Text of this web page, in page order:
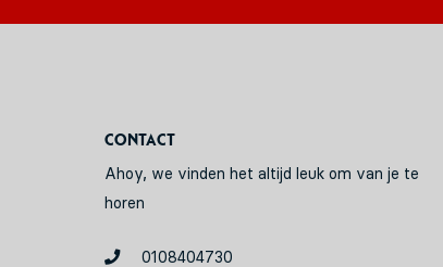
Contact
Ahoy, we vinden het altijd leuk om van je te
horen
0108404730